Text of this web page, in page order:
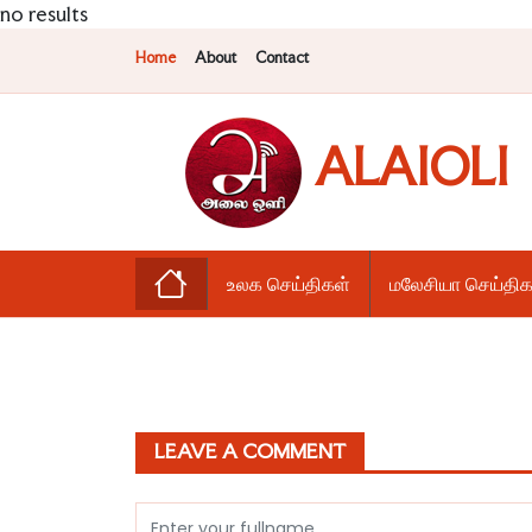
no results
Home About Contact
ALAIOLI
உலக செய்திகள் மலேசியா
LEAVE A COMMENT